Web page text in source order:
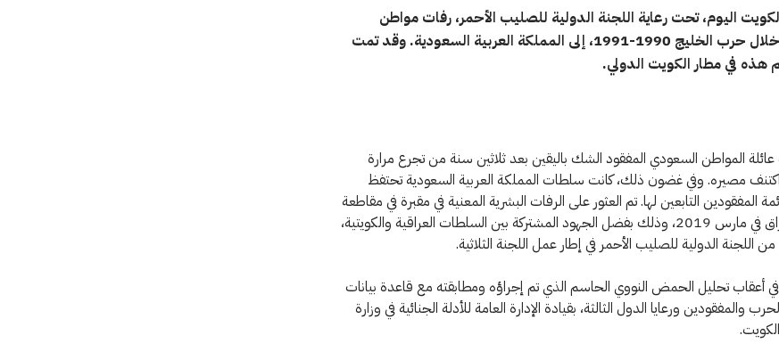
اليوم، تحت رعاية اللجنة الدولية للصليب الأحمر، رفات مواطن
سعودي فُقد خلال حرب الخليج 1990-1991، إلى المملكة العربية السعودية. وقد تمت
هذه في مطار الكويت الدولي.
المواطن السعودي المفقود الشك باليقين بعد ثلاثين سنة من تجرع مرارة
مصيره. وفي غضون ذلك، كانت سلطات المملكة العربية السعودية تحتفظ
المفقودين التابعين لها. تم العثور على الرفات البشرية المعنية في مقبرة في مقاطعة
السماوة في العراق في مارس 2019، وذلك بفضل الجهود المشتركة بين السلطات العراقية والكويتية،
اللجنة الدولية للصليب الأحمر في إطار عمل اللجنة الثلاثية.
في أعقاب تحليل الحمض النووي الحاسم الذي تم إجراؤه ومطابقته مع قاعدة بيانات
والمفقودين ورعايا الدول الثالثة، بقيادة الإدارة العامة للأدلة الجنائية في وزارة